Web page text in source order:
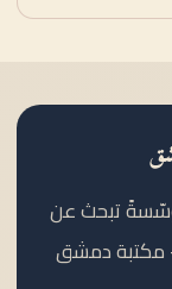
تبحث عن
مكتبة دمشق